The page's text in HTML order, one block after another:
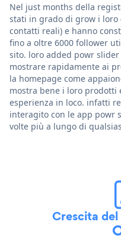
Nel just months della
stati in grado di grow i loro
contatti reali) e hanno
fino a oltre 6000 follower
sito. loro added powr
mostrare rapidamente ai
la homepage come
mostra bene i loro
esperienza in loco. infatti
interagito con le app powr
volte più a lungo di
Crescita